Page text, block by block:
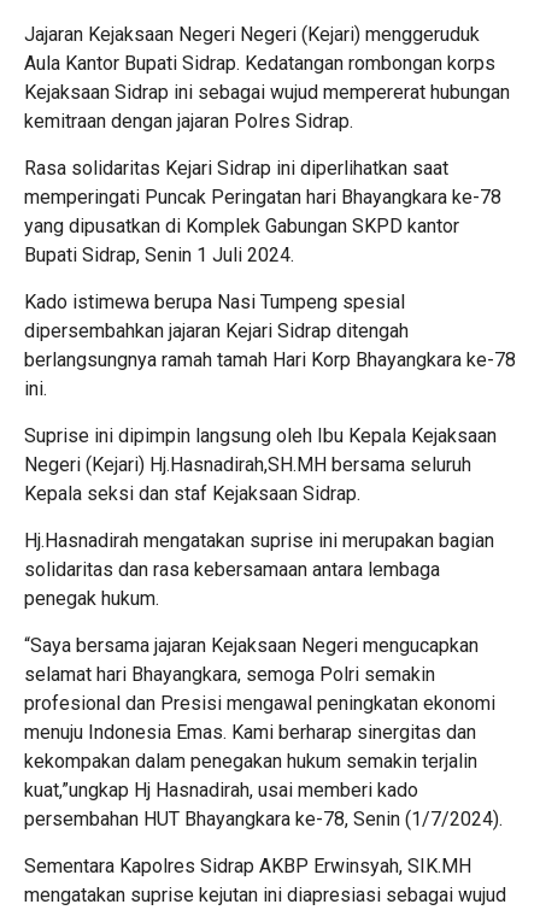
Jajaran Kejaksaan Negeri Negeri (Kejari) menggeruduk
Aula Kantor Bupati Sidrap. Kedatangan rombongan korps
Kejaksaan Sidrap ini sebagai wujud mempererat hubungan
kemitraan dengan jajaran Polres Sidrap.
Rasa solidaritas Kejari Sidrap ini diperlihatkan saat
memperingati Puncak Peringatan hari Bhayangkara ke-78
yang dipusatkan di Komplek Gabungan SKPD kantor
Bupati Sidrap, Senin 1 Juli 2024.
Kado istimewa berupa Nasi Tumpeng spesial
dipersembahkan jajaran Kejari Sidrap ditengah
berlangsungnya ramah tamah Hari Korp Bhayangkara ke-78
ini.
Suprise ini dipimpin langsung oleh Ibu Kepala Kejaksaan
Negeri (Kejari) Hj.Hasnadirah,SH.MH bersama seluruh
Kepala seksi dan staf Kejaksaan Sidrap.
Hj.Hasnadirah mengatakan suprise ini merupakan bagian
solidaritas dan rasa kebersamaan antara lembaga
penegak hukum.
“Saya bersama jajaran Kejaksaan Negeri mengucapkan
selamat hari Bhayangkara, semoga Polri semakin
profesional dan Presisi mengawal peningkatan ekonomi
menuju Indonesia Emas. Kami berharap sinergitas dan
kekompakan dalam penegakan hukum semakin terjalin
kuat,”ungkap Hj Hasnadirah, usai memberi kado
persembahan HUT Bhayangkara ke-78, Senin (1/7/2024).
Sementara Kapolres Sidrap AKBP Erwinsyah, SIK.MH
mengatakan suprise kejutan ini diapresiasi sebagai wujud